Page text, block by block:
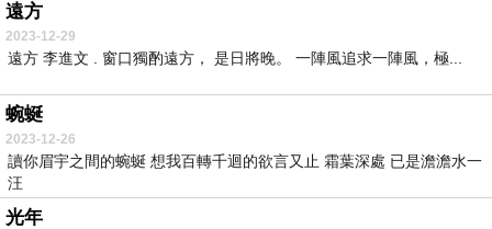
遠方
2023-12-29
遠方 李進文 . 窗口獨酌遠方， 是日將晚。 一陣風追求一陣風，極...
蜿蜒
2023-12-26
讀你眉宇之間的蜿蜒 想我百轉千迴的欲言又止 霜葉深處 已是澹澹水一
汪
光年